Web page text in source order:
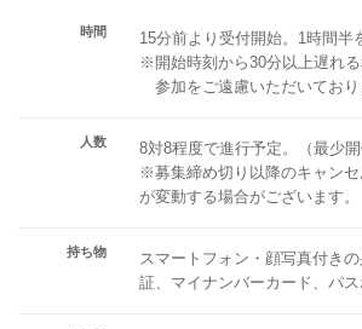
時間
15分前より受付開始。1時間半
※開始時刻から30分以上遅れ
参加をご遠慮いただいており
人数
8対8程度で進行予定。（最少開
※募集締め切り以降のキャン
が変動する場合がございます。
持ち物
スマートフォン・顔写真付き
証、マイナンバーカード、パス